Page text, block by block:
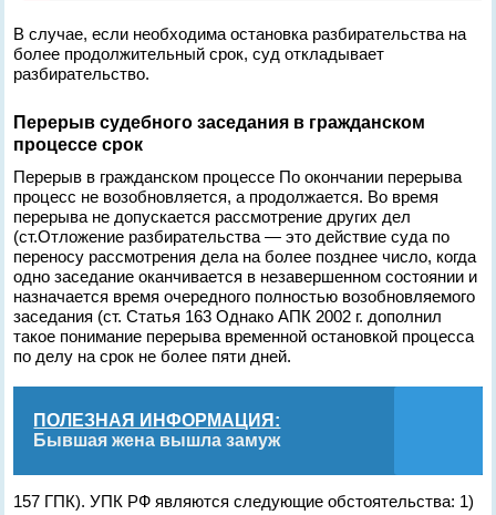
В случае, если необходима остановка разбирательства на
более продолжительный срок, суд откладывает
разбирательство.
Перерыв судебного заседания в гражданском
процессе срок
Перерыв в гражданском процессе По окончании перерыва
процесс не возобновляется, а продолжается. Во время
перерыва не допускается рассмотрение других дел
(ст.Отложение разбирательства — это действие суда по
переносу рассмотрения дела на более позднее число, когда
одно заседание оканчивается в незавершенном состоянии и
назначается время очередного полностью возобновляемого
заседания (ст. Статья 163 Однако АПК 2002 г. дополнил
такое понимание перерыва временной остановкой процесса
по делу на срок не более пяти дней.
ПОЛЕЗНАЯ ИНФОРМАЦИЯ:
Бывшая жена вышла замуж
157 ГПК). УПК РФ являются следующие обстоятельства: 1)